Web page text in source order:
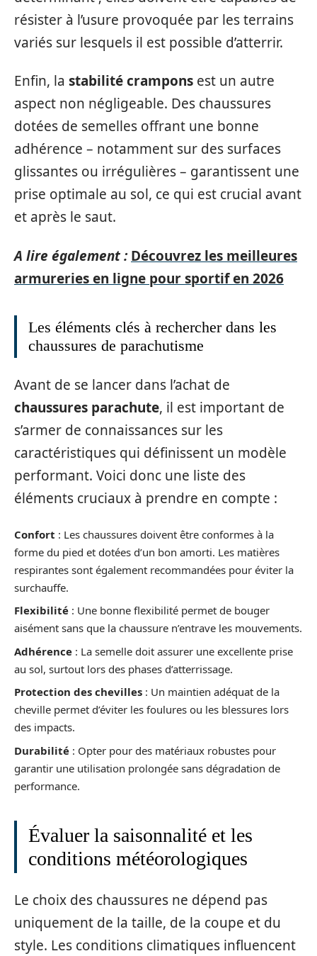
résister à l’usure provoquée par les terrains
variés sur lesquels il est possible d’atterrir.
Enfin, la stabilité crampons est un autre
aspect non négligeable. Des chaussures
dotées de semelles offrant une bonne
adhérence – notamment sur des surfaces
glissantes ou irrégulières – garantissent une
prise optimale au sol, ce qui est crucial avant
et après le saut.
A lire également : Découvrez les meilleures
armureries en ligne pour sportif en 2026
Les éléments clés à rechercher dans les
chaussures de parachutisme
Avant de se lancer dans l’achat de
chaussures parachute, il est important de
s’armer de connaissances sur les
caractéristiques qui définissent un modèle
performant. Voici donc une liste des
éléments cruciaux à prendre en compte :
Confort : Les chaussures doivent être conformes à la
forme du pied et dotées d’un bon amorti. Les matières
respirantes sont également recommandées pour éviter la
surchauffe.
Flexibilité : Une bonne flexibilité permet de bouger
aisément sans que la chaussure n’entrave les mouvements.
Adhérence : La semelle doit assurer une excellente prise
au sol, surtout lors des phases d’atterrissage.
Protection des chevilles : Un maintien adéquat de la
cheville permet d’éviter les foulures ou les blessures lors
des impacts.
Durabilité : Opter pour des matériaux robustes pour
garantir une utilisation prolongée sans dégradation de
performance.
Évaluer la saisonnalité et les
conditions météorologiques
Le choix des chaussures ne dépend pas
uniquement de la taille, de la coupe et du
style. Les conditions climatiques influencent